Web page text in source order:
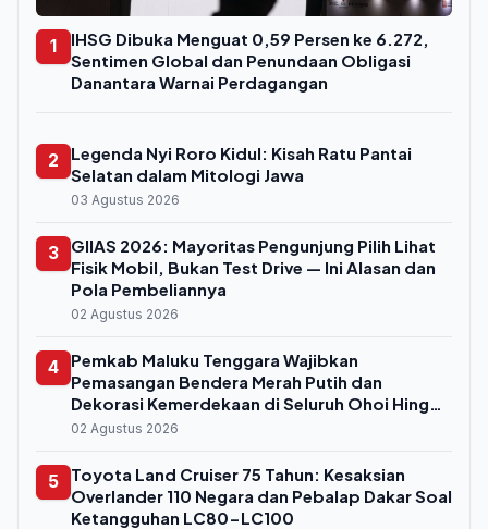
1
IHSG Dibuka Menguat 0,59 Persen ke 6.272,
Sentimen Global dan Penundaan Obligasi
Danantara Warnai Perdagangan
2
Legenda Nyi Roro Kidul: Kisah Ratu Pantai
Selatan dalam Mitologi Jawa
03 Agustus 2026
3
GIIAS 2026: Mayoritas Pengunjung Pilih Lihat
Fisik Mobil, Bukan Test Drive — Ini Alasan dan
Pola Pembeliannya
02 Agustus 2026
4
Pemkab Maluku Tenggara Wajibkan
Pemasangan Bendera Merah Putih dan
Dekorasi Kemerdekaan di Seluruh Ohoi Hingga
31 Agustus 2026
02 Agustus 2026
5
Toyota Land Cruiser 75 Tahun: Kesaksian
Overlander 110 Negara dan Pebalap Dakar Soal
Ketangguhan LC80-LC100